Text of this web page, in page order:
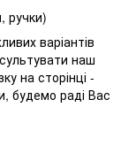
ручки)
варіантів
наш
на сторінці -
будемо раді Вас